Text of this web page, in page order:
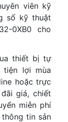
viên kỹ
số kỹ thuật
0XB0 cho
thiết bị tự
tiện lợi mùa
hoặc trực
giá, chiết
miễn phí
tin sản